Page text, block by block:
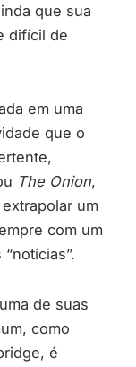
que sua
difícil de
em uma
que o
The Onion,
um
com um
de suas
como
é